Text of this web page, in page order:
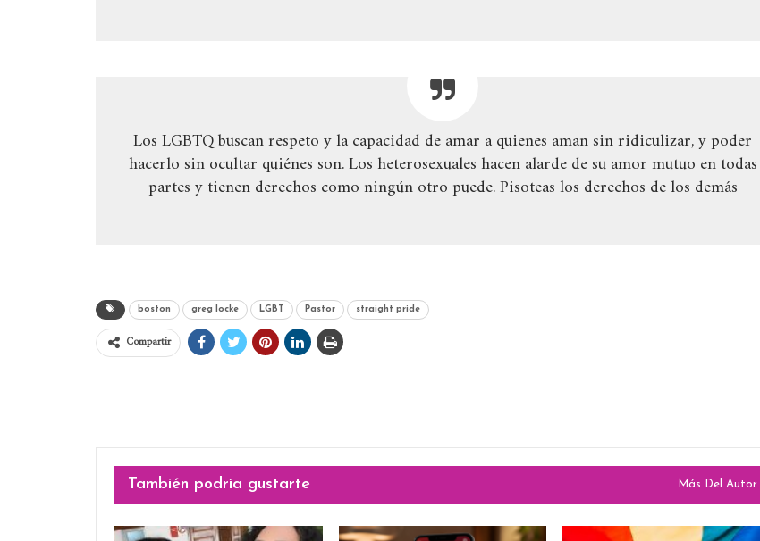
Los LGBTQ buscan respeto y la capacidad de amar a quienes aman sin ridiculizar, y poder
hacerlo sin ocultar quiénes son. Los heterosexuales hacen alarde de su amor mutuo en todas
partes y tienen derechos como ningún otro puede. Pisoteas los derechos de los demás
boston greg locke LGBT Pastor straight pride
Compartir
También podría gustarte Más Del Autor